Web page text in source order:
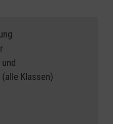
Klassen)